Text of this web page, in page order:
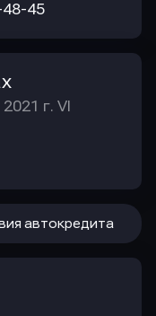
48-45
г. VI
автокредита